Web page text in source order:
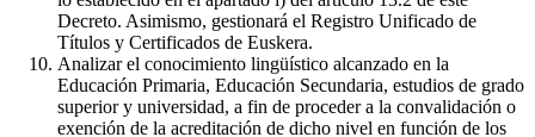
Decreto. Asimismo, gestionará el Registro Unificado de
Títulos y Certificados de Euskera.
Analizar el conocimiento lingüístico alcanzado en la
Educación Primaria, Educación Secundaria, estudios de grado
superior y universidad, a fin de proceder a la convalidación o
exención de la acreditación de dicho nivel en función de los